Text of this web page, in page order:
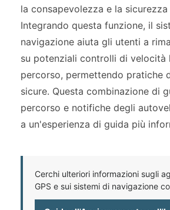
la consapevolezza e la
Integrando questa funzione, il
navigazione aiuta gli utenti a
su potenziali controlli di velocità
percorso, permettendo pratiche
sicure. Questa combinazione di
percorso e notifiche degli
a un'esperienza di guida più
Cerchi ulteriori informazioni sugli
GPS e sui sistemi di navigazione